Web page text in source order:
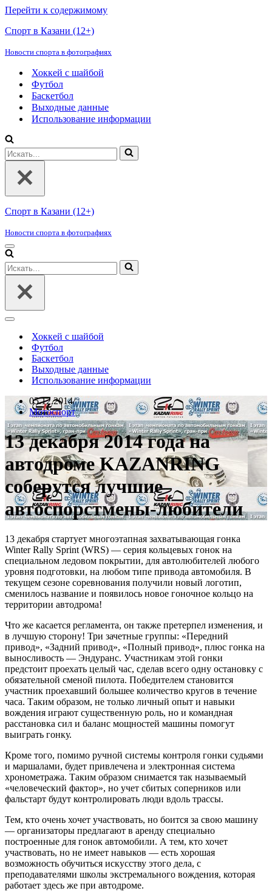
Перейти к содержимому
Спорт в Казани (12+)
Новости спорта в фотографиях
Хоккей с шайбой
Футбол
Баскетбол
Выходные данные
Использование информации
Искать...
Спорт в Казани (12+)
Новости спорта в фотографиях
Меню
навигации
Искать...
Меню
навигацииХоккей с шайбой
Футбол
Баскетбол
Выходные данные
Использование информации
05.12.2014
Мотоспорт
13 декабря 2014 года на
автодроме KAZANRING
соберутся лучшие
автоспорстмены-любители
13 декабря стартует многоэтапная захватывающая гонка
Winter Rally Sprint (WRS) — серия кольцевых гонок на
специальном ледовом покрытии, для автолюбителей любого
уровня подготовки, на любом типе привода автомобиля. В
текущем сезоне соревнования получили новый логотип,
сменилось название и появилось новое гоночное кольцо на
территории автодрома!
Что же касается регламента, он также претерпел изменения, и
в лучшую сторону! Три зачетные группы: «Передний
привод», «Задний привод», «Полный привод», плюс гонка на
выносливость — Эндуранс. Участникам этой гонки
предстоит проехать целый час, сделав всего одну остановку с
обязательной сменой пилота. Победителем становится
участник проехавший большее количество кругов в течение
часа. Таким образом, не только личный опыт и навыки
вождения играют существенную роль, но и командная
расстановка сил и баланс мощностей машины помогут
выиграть гонку.
Кроме того, помимо ручной системы контроля гонки судьями
и маршалами, будет привлечена и электронная система
хронометража. Таким образом снимается так называемый
«человеческий фактор», но учет сбитых соперников или
фальстарт будут контролировать люди вдоль трассы.
Тем, кто очень хочет участвовать, но боится за свою машину
— организаторы предлагают в аренду специально
построенные для гонок автомобили. А тем, кто хочет
участвовать, но не имеет навыков — есть хорошая
возможность обучиться искусству этого дела, с
преподавателями школы экстремального вождения, которая
работает здесь же при автодроме.